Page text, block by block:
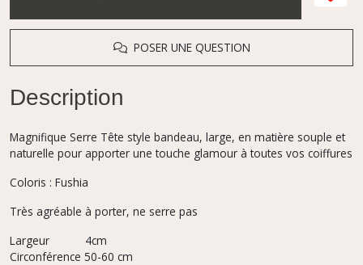
POSER UNE QUESTION
Description
Magnifique Serre Tête style bandeau, large, en matière souple et
naturelle pour apporter une touche glamour à toutes vos coiffures
Coloris : Fushia
Très agréable à porter, ne serre pas
Largeur 4cm
Circonférence 50-60 cm